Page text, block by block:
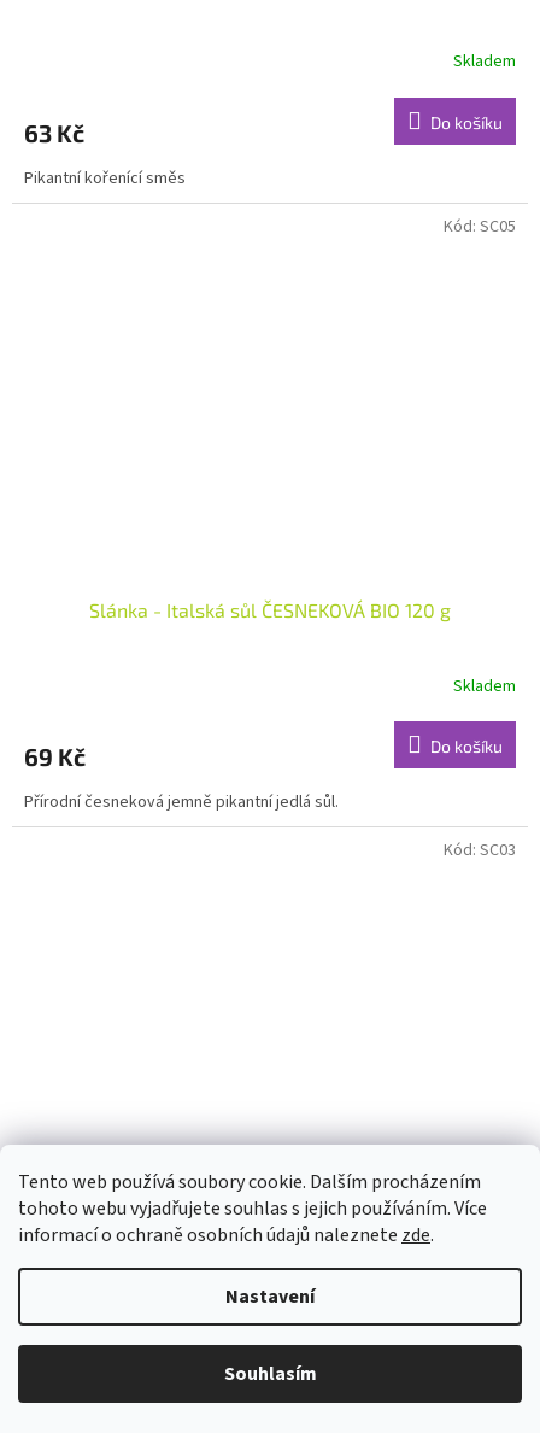
Tento web používá soubory cookie. Dalším procházením
tohoto webu vyjadřujete souhlas s jejich používáním. Více
informací o ochraně osobních údajů naleznete zde.
Nastavení
Souhlasím
Skladem
63 Kč Do košíku
Pikantní kořenící směs
Slánka - Italská sůl ČESNEKOVÁ BIO 120 g
Skladem
69 Kč Do košíku
Přírodní česneková jemně pikantní jedlá sůl.
Kód: SC05
Slánka - KELPANKA s mořskou řasou BIO 200 g
Kód: SC03